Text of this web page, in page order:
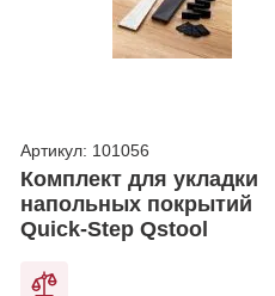
Артикул: 101056
Комплект для укладки
напольных покрытий
Quick-Step Qstool